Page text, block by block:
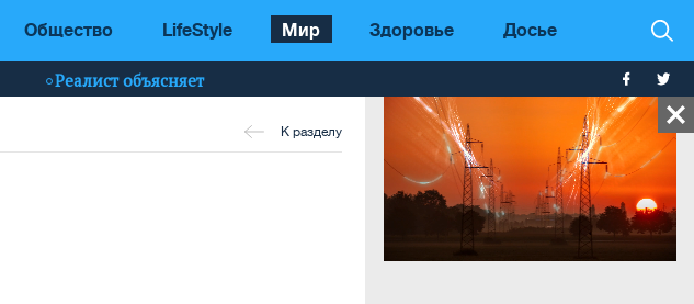
Общество LifeStyle Мир Здоровье Досье
Реалист объясняет
К разделу